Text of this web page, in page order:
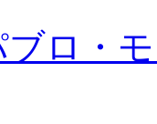
ロ・